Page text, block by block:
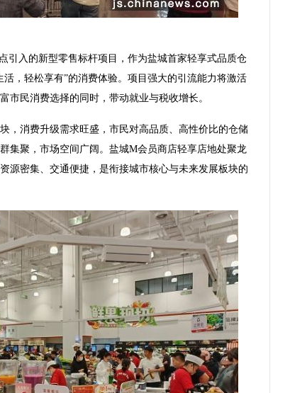
入的新型零售标杆项目，作为盐城首家轻享式品质仓
，轻松享有”的消费体验。项目强大的引流能力将激活
市民消费选择的同时，带动就业与税收增长。
消费升级需求旺盛，市民对高品质、高性价比的仓储
集聚，市场空间广阔。盐城M会员商店轻享店地处聚龙
源密集、交通便捷，是衔接城市核心与未来发展板块的